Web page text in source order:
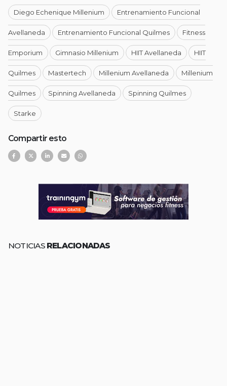
Diego Echenique Millenium Entrenamiento Funcional
Avellaneda Entrenamiento Funcional Quilmes Fitness
Emporium Gimnasio Millenium HIIT Avellaneda HIIT
Quilmes Mastertech Millenium Avellaneda Millenium
Quilmes Spinning Avellaneda Spinning Quilmes
Starke
Compartir esto
NOTICIAS RELACIONADAS